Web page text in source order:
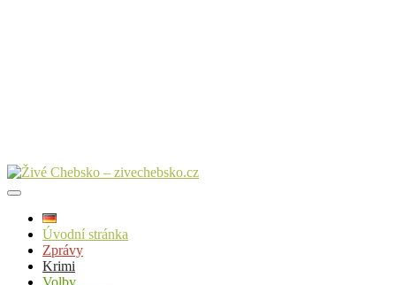
Úvodní stránka
Zprávy
Krimi
Volby